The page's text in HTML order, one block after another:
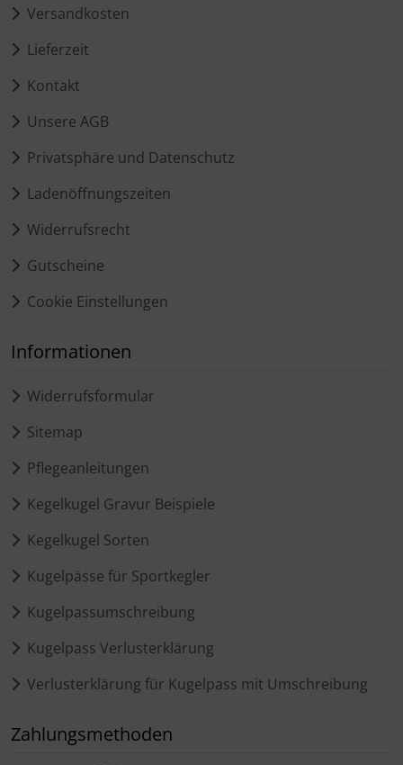
Versandkosten
Lieferzeit
Kontakt
Unsere AGB
Privatsphäre und Datenschutz
Ladenöffnungszeiten
Widerrufsrecht
Gutscheine
Cookie Einstellungen
Informationen
Widerrufsformular
Sitemap
Pflegeanleitungen
Kegelkugel Gravur Beispiele
Kegelkugel Sorten
Kugelpässe für Sportkegler
Kugelpassumschreibung
Kugelpass Verlusterklärung
Verlusterklärung für Kugelpass mit Umschreibung
Zahlungsmethoden